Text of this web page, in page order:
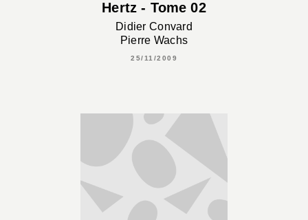
Hertz - Tome 02
Didier Convard
Pierre Wachs
25/11/2009